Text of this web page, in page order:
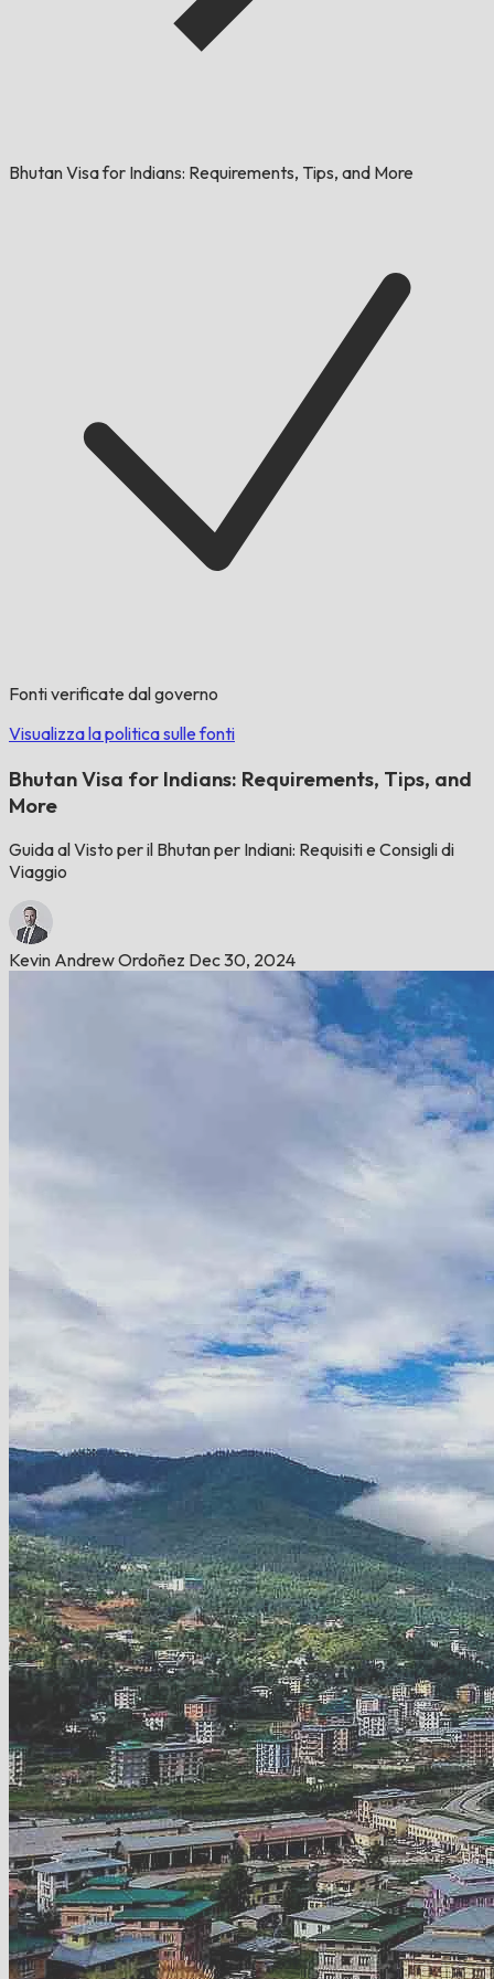
Bhutan Visa for Indians: Requirements, Tips, and More
Fonti verificate dal governo
Visualizza la politica sulle fonti
Bhutan Visa for Indians: Requirements, Tips, and
More
Guida al Visto per il Bhutan per Indiani: Requisiti e Consigli di
Viaggio
Kevin Andrew Ordoñez Dec 30, 2024